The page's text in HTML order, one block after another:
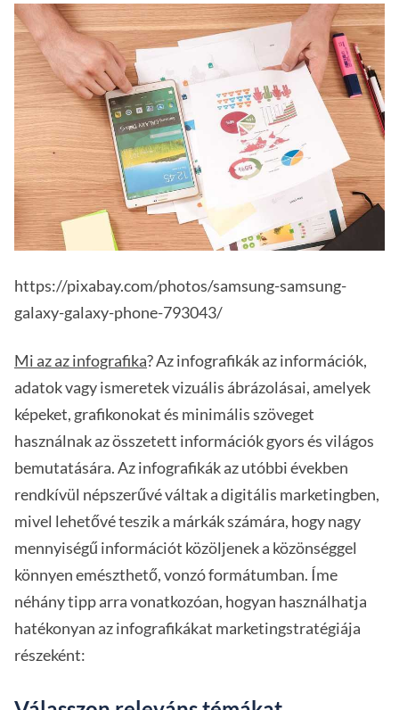
https://pixabay.com/photos/samsung-samsung-
galaxy-galaxy-phone-793043/
Mi az az infografika? Az infografikák az információk,
adatok vagy ismeretek vizuális ábrázolásai, amelyek
képeket, grafikonokat és minimális szöveget
használnak az összetett információk gyors és világos
bemutatására. Az infografikák az utóbbi években
rendkívül népszerűvé váltak a digitális marketingben,
mivel lehetővé teszik a márkák számára, hogy nagy
mennyiségű információt közöljenek a közönséggel
könnyen emészthető, vonzó formátumban. Íme
néhány tipp arra vonatkozóan, hogyan használhatja
hatékonyan az infografikákat marketingstratégiája
részeként: